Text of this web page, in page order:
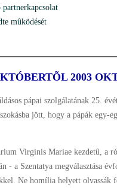
mûködését
2003
pápai szolgálatának 25.
jött, hogy a pápák egy-
Virginis Mariae kezdetû, a
- a Szentatya megválasztása
Ne homília helyett olvassák